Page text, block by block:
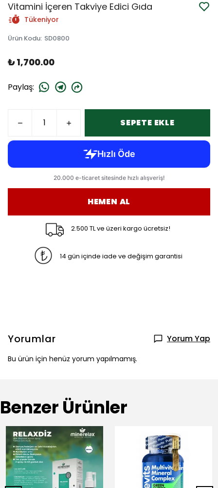
Vitamini İçeren Takviye Edici Gıda
Tükeniyor
Ürün Kodu: SD0800
₺ 1,700.00
Paylaş:
SEPETE EKLE
HEMEN AL
2.500 TL ve üzeri kargo ücretsiz!
14 gün içinde iade ve değişim garantisi
Yorumlar Yorum Yap
Bu ürün için henüz yorum yapılmamış.
Benzer Ürünler